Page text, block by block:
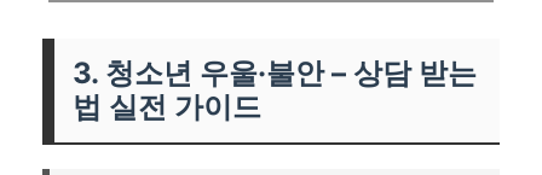
3. 청소년 우울·불안 – 상담 받는
법 실전 가이드